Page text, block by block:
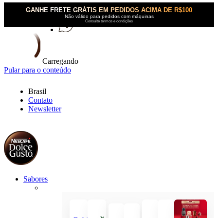
GANHE FRETE GRÁTIS EM PEDIDOS ACIMA DE R$100
Não válido para pedidos com máquinas
Consulte termos e condições
Carregando
Pular para o conteúdo
Brasil
Contato
Newsletter
Sabores